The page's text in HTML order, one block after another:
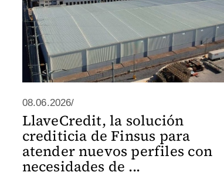
08.06.2026/
LlaveCredit, la solución
crediticia de Finsus para
atender nuevos perfiles con
necesidades de ...